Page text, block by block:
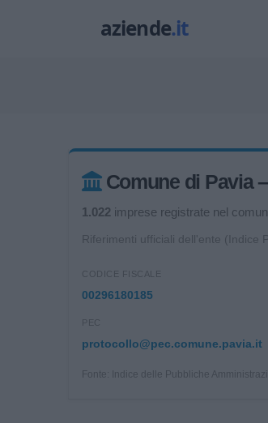
Comune di Pavia
1.022 imprese registrate nel
Riferimenti ufficiali dell'ente (Indice
CODICE FISCALE
00296180185
PEC
protocollo@pec.comune.pavia.it
Fonte: Indice delle Pubbliche